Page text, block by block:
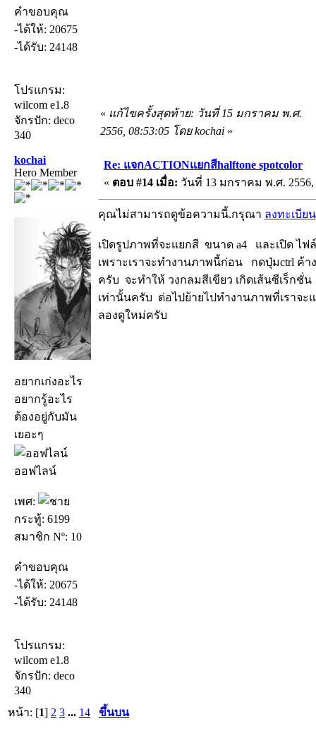
คำขอบคุณ
-ได้ให้: 20675
-ได้รับ: 24148
โปรแกรม:
wilcom e1.8
จักรปัก: deco
340
« แก้ไขครั้งสุดท้าย: วันที่ 15 มกราคม พ.ศ.
2556, 08:53:05 โดย kochai »
kochai
Hero Member
อยากเก่งอะไร
อยากรู้อะไร
ต้องอยู่กับมัน
เยอะๆ
ออฟไลน์
เพศ:
กระทู้: 6199
สมาชิก Nº: 10
คำขอบคุณ
-ได้ให้: 20675
-ได้รับ: 24148
โปรแกรม:
wilcom e1.8
จักรปัก: deco
340
Re: แจกACTIONแยกสีhalftone spotcolor
« ตอบ #14 เมื่อ: วันที่ 13 มกราคม พ.ศ. 2556,
คุณไม่สามารถดูข้อความนี้.กรุณา ลงทะเบียน
เปิดรูปภาพที่จะแยกสี ขนาด a4 และเปิด ไฟ
เพราะเราจะทำงานภาพนี้ก่อน กดปุ่มctrl ค้า
ครับ จะทำให้ วงกลมสีเขียว เกิดเส้นซีเร็กชั่
เท่านั้นครับ ต่อไปย้ายไปทำงานภาพที่เราจะ
ลองดูใหม่ครับ
หน้า: [1] 2 3 ... 14 ขึ้นบน